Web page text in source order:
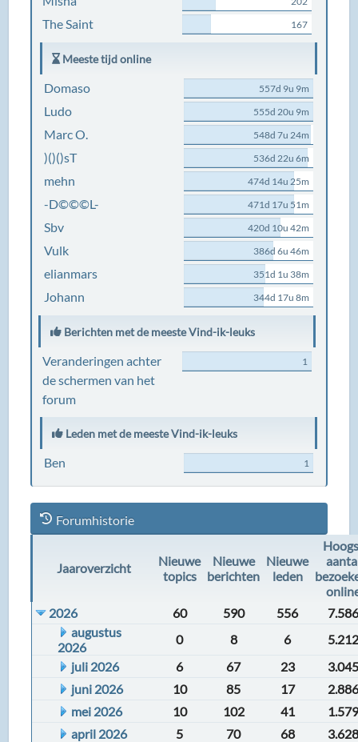
The Saint 167
Meeste tijd online
Domaso 557d 9u 9m
Ludo 555d 20u 9m
Marc O. 548d 7u 24m
)()()sT 536d 22u 6m
mehn 474d 14u 25m
-D©©©L- 471d 17u 51m
Sbv 420d 10u 42m
Vulk 386d 6u 46m
elianmars 351d 1u 38m
Johann 344d 17u 8m
Berichten met de meeste Vind-ik-leuks
Veranderingen achter
de schermen van het
forum
1
Leden met de meeste Vind-ik-leuks
Ben 1
Forumhistorie
Jaaroverzicht
Nieuwe
topics
Nieuwe
berichten
Nieuwe
leden
2026
60 590 556
7.586
augustus
2026
0 8 6
5.212
juli 2026
6 67 23
3.045
juni 2026
10 85 17
2.886
mei 2026
10 102 41
1.579
april 2026
5 70 68
3.628